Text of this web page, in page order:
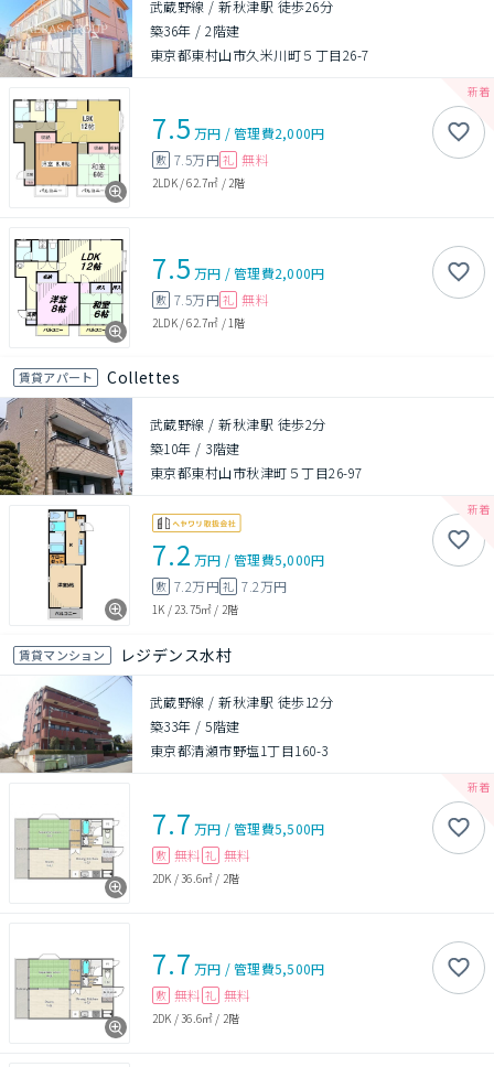
武蔵野線 / 新秋津駅 徒歩26分
築36年 /2階建
東京都東村山市久米川町５丁目26-7
7.5 万円 /管理費2,000円
敷 7.5万円 礼 無料
2LDK/62.7㎡ / 2階
7.5 万円 /管理費2,000円
敷 7.5万円 礼 無料
2LDK/62.7㎡ / 1階
賃貸アパート Collettes
武蔵野線 / 新秋津駅 徒歩2分
築10年 / 3階建
東京都東村山市秋津町５丁目26-97
7.2 万円 /管理費5,000円
敷 7.2万円礼 7.2万円
1K /23.75㎡ / 2階
賃貸マンション レジデンス水村
武蔵野線 / 新秋津駅 徒歩12分
築33年 /5階建
東京都清瀬市野塩1丁目160-3
7.7 万円 /管理費5,500円
敷 無料 礼 無料
2DK /36.6㎡ / 2階
7.7 万円 /管理費5,500円
敷 無料 礼 無料
2DK /36.6㎡ / 2階